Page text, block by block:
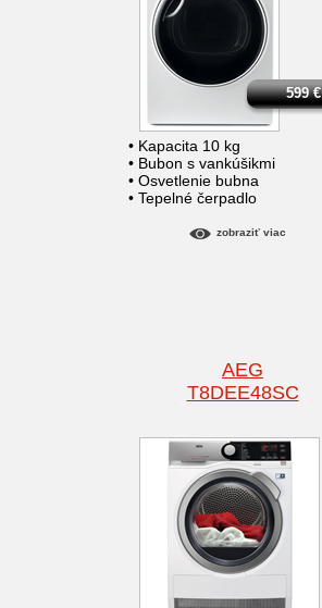
• Kapacita 10 kg
• Bubon s vankúšikmi
• Osvetlenie bubna
• Tepelné čerpadlo
599€
zobraziť viac
AEG
T8DEE48SC